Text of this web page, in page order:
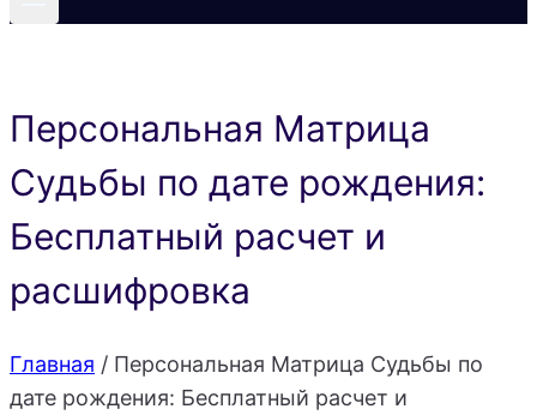
Персональная Матрица
Судьбы по дате рождения:
Бесплатный расчет и
расшифровка
Главная / Персональная Матрица Судьбы по
дате рождения: Бесплатный расчет и